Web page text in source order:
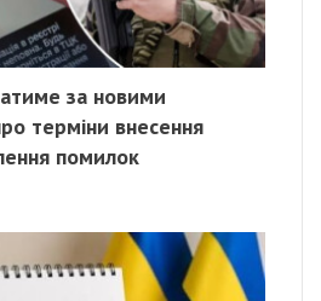
за новими
терміни внесення
помилок